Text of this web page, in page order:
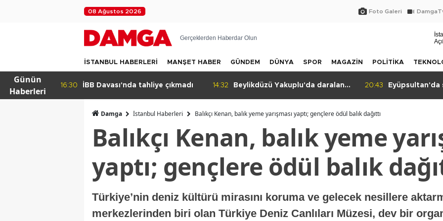
08 Ağustos 2026 Foto Galeri
Gerçeklerden Haberdar Olun
İSTANBUL HABERLERİ MANŞET HABER GÜNDEM DÜNYA SPOR MAGAZİN POLİTİKA
Günün
Haberleri
14:32
Beylikdüzü Yakuplu'da daralan
20:43 Eyüpsultan'da sergiye davet 20:41 Halkın dediği
Damga İstanbul Haberleri Balıkçı Kenan, balık yeme yarışması yaptı; gençlere ödül balık dağıttı
Balıkçı Kenan, balık yeme
yaptı; gençlere ödül balık
Türkiye’nin deniz kültürü mirasını koruma ve gelecek nesillere
merkezlerinden biri olan Türkiye Deniz Canlıları Müzesi, dev bir